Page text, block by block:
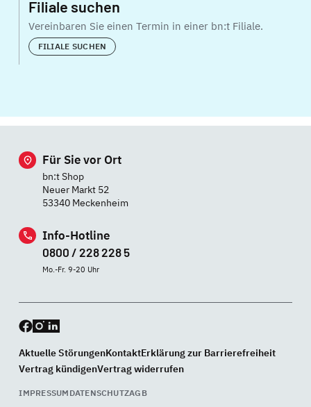
Filiale suchen
Vereinbaren Sie einen Termin in einer bn:t Filiale.
FILIALE SUCHEN
Für Sie vor Ort
bn:t Shop
Neuer Markt 52
53340 Meckenheim
Info-Hotline
0800 / 228 228 5
Mo.-Fr. 9-20 Uhr
Aktuelle StörungenKontaktErklärung zur Barrierefreiheit
Vertrag kündigenVertrag widerrufen
IMPRESSUM DATENSCHUTZAGB